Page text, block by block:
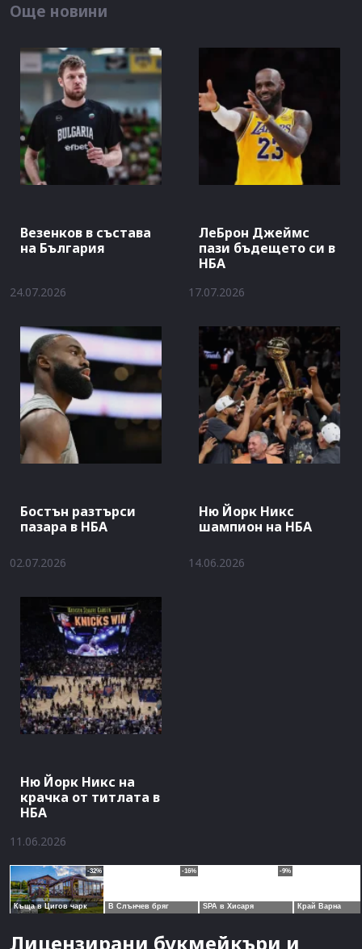
Още новини
Везенков в състава
на България
24.07.2026
ЛеБрон Джеймс
пази бъдещето си в
НБА
17.07.2026
Бостън разтърси
пазара в НБА
02.07.2026
Ню Йорк Никс
шампион на НБА
14.06.2026
Ню Йорк Никс на
крачка от титлата в
НБА
11.06.2026
Лицензирани букмейкъри и